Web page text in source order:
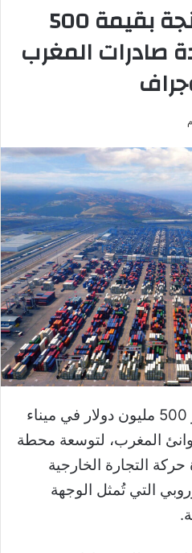
توسعة ميناء طنجة بقيمة 500
صادرات المغرب
أعلن المغرب عن استثمار 500 مليون دولار في ميناء
المغرب، لتوسعة محطة
التجارة الخارجية
التي تُمثل الوجهة